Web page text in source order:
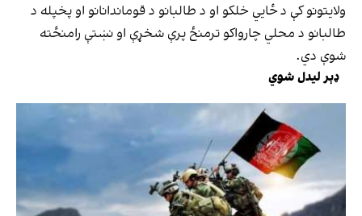
ولایتونو کې د ځايي خلکو او د طالبانو د قوماندانانو او پخپله د
طالبانو د محلي چارواکو ترمنځ پرې شخړې او نښتې رامنځته
شوې دي.
ډېر لیدل شوي